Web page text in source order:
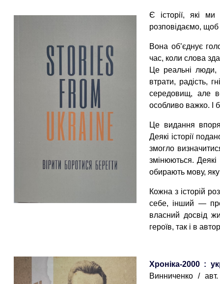
Є історії, які
розповідаємо,
Вона об’єднує
час, коли слова
Це реальні люди,
втрати, радість,
середовищ, але
особливо важко. І
Це видання
Деякі історії
змогло
змінюються.
обирають мову,
Кожна з історій
себе, інший —
власний досвід
героїв, так і в
Хроніка-2000 :
Винниченко /